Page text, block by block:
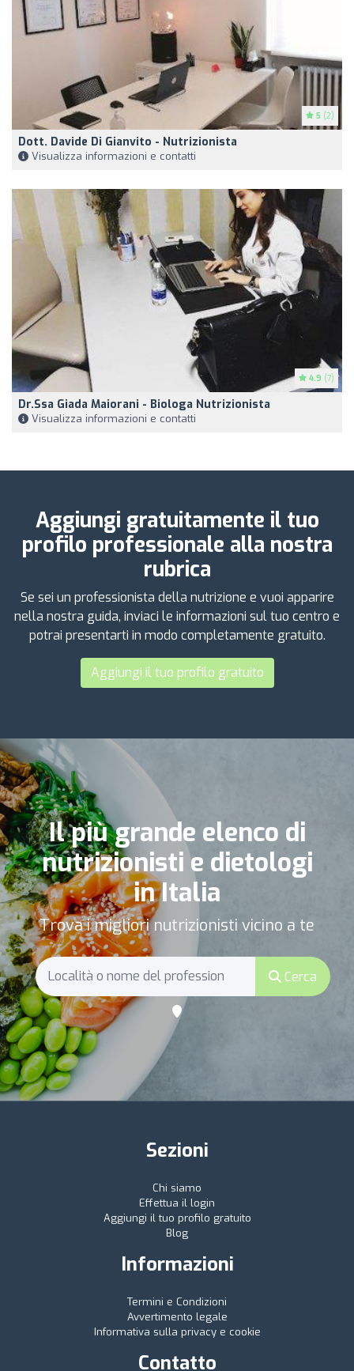
5 (2)
Dott. Davide Di Gianvito - Nutrizionista
Visualizza informazioni e contatti
4.9 (7)
Dr.ssa Giada Maiorani - Biologa Nutrizionista
Visualizza informazioni e contatti
Aggiungi gratuitamente il tuo
profilo professionale alla nostra
rubrica
Se sei un professionista della nutrizione e vuoi apparire
nella nostra guida, inviaci le informazioni sul tuo centro e
potrai presentarti in modo completamente gratuito.
Aggiungi il tuo profilo gratuito
Il più grande elenco di
nutrizionisti e dietologi
in Italia
Trova i migliori nutrizionisti vicino a te
Cerca
Sezioni
Chi siamo
Effettua il login
Aggiungi il tuo profilo gratuito
Blog
Informazioni
Termini e Condizioni
Avvertimento legale
Informativa sulla privacy e cookie
Contatto